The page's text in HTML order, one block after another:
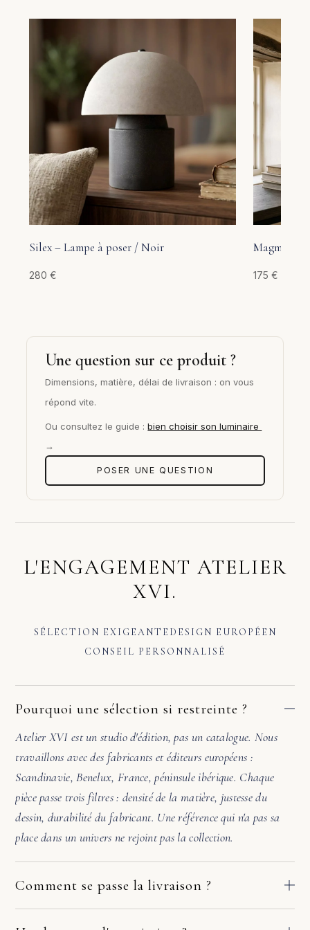
Silex – Lampe à poser / Noir
280€
Magma –
175 €
Une question sur ce produit ?
Dimensions, matière, délai de livraison : on vous
répond vite.
Ou consultez le guide :bien choisir son luminaire
→
POSER UNE QUESTION
L'ENGAGEMENT ATELIER
XVI.
SÉLECTION EXIGEANTE DESIGN EUROPÉEN
CONSEIL PERSONNALISÉ
Pourquoi une sélection si restreinte ?
Atelier XVI est un studio d'édition, pas un catalogue. Nous
travaillons avec des fabricants et éditeurs européens :
Scandinavie, Benelux, France, péninsule ibérique. Chaque
pièce passe trois filtres : densité de la matière, justesse du
dessin, durabilité du fabricant. Une référence qui n'a pas sa
place dans un univers ne rejoint pas la collection.
Comment se passe la livraison ?
européens. Le délai dépend du fabricant et de votre adresse :